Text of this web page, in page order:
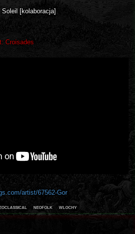
[kolaboracja]
Croisades
artist/67562-Gor
neofolk wlochy